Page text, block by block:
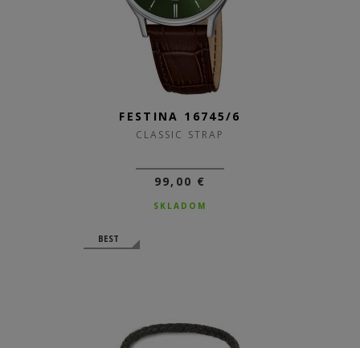
FESTINA 16745/6
CLASSIC STRAP
99,00 €
SKLADOM
BEST